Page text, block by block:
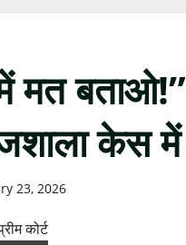
मत
केस में
23, 2026